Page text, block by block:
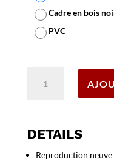
Cadre en bois
PVC
d'Aix
Provence
DETAILS
Reproduction neuve